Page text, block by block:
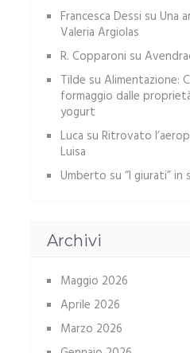
Francesca Dessi su Una
Valeria Argiolas
R. Copparoni su
Tilde su Alimentazione:
formaggio dalle
yogurt
Luca su Ritrovato
Luisa
Umberto su “I giurati” in
Archivi
Maggio 2026
Aprile 2026
Marzo 2026